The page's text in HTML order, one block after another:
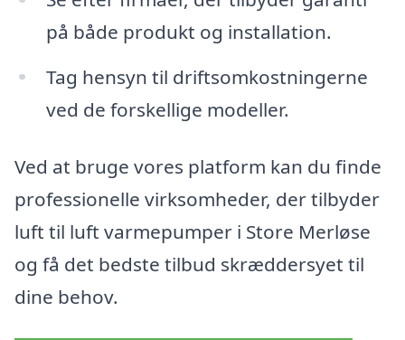
på både produkt og installation.
Tag hensyn til driftsomkostningerne
ved de forskellige modeller.
Ved at bruge vores platform kan du finde
professionelle virksomheder, der tilbyder
luft til luft varmepumper i Store Merløse
og få det bedste tilbud skræddersyet til
dine behov.